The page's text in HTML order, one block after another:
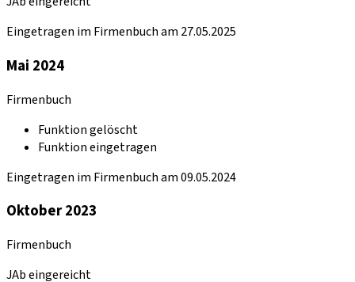
Eingetragen im Firmenbuch am 27.05.2025
Mai 2024
Firmenbuch
Funktion gelöscht
Funktion eingetragen
Eingetragen im Firmenbuch am 09.05.2024
Oktober 2023
Firmenbuch
JAb eingereicht